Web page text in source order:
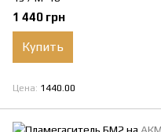
1 440 грн
Купить
Цена 1440.00